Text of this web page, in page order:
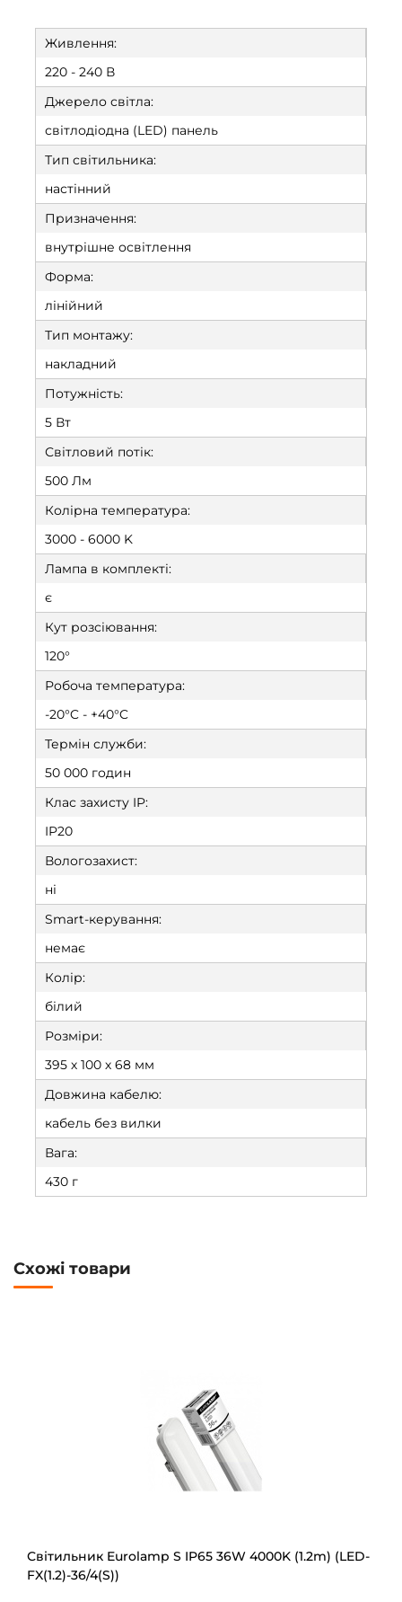
Живлення:
220 - 240 В
Джерело світла:
світлодіодна (LED) панель
Тип світильника:
настінний
Призначення:
внутрішне освітлення
Форма:
лінійний
Тип монтажу:
накладний
Потужність:
5 Вт
Світловий потік:
500 Лм
Колірна температура:
3000 - 6000 K
Лампа в комплекті:
є
Кут розсіювання:
120°
Робоча температура:
-20°C - +40°C
Термін служби:
50 000 годин
Клас захисту IP:
IP20
Вологозахист:
ні
Smart-керування:
немає
Колір:
білий
Розміри:
395 х 100 х 68 мм
Довжина кабелю:
кабель без вилки
Вага:
430 г
Схожі товари
Світильник Eurolamp S IP65 36W 4000K (1.2m) (LED-
FX(1.2)-36/4(S))